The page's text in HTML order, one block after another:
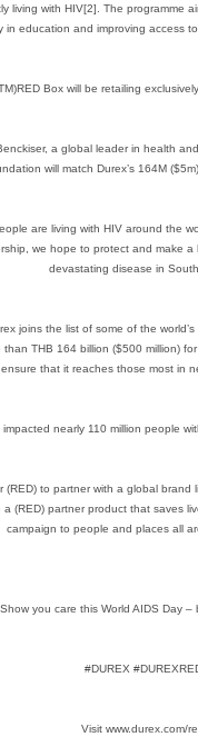
living with HIV[2]. The
in education and improving access
Box will be retailing
a global leader in health
will match Durex’s 164M
are living with HIV around the
we hope to protect and make
devastating disease in South
joins the list of some of the
THB 164 billion ($500 million)
ensure that it reaches those most in
nearly 110 million people
to partner with a global
(RED) partner product that saves
campaign to people and places all
Show you care this World AIDS Day –
#DUREX
Visit www.durex.com/